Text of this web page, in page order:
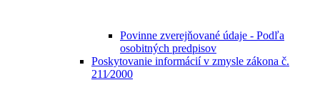
Povinne zverejňované údaje - Podľa
osobitných predpisov
Poskytovanie informácií v zmysle zákona č.
211⁄2000